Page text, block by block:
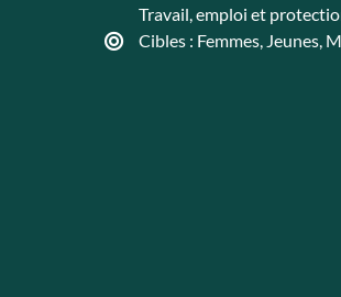
Travail, emploi et
Cibles : Femmes, Jeunes,